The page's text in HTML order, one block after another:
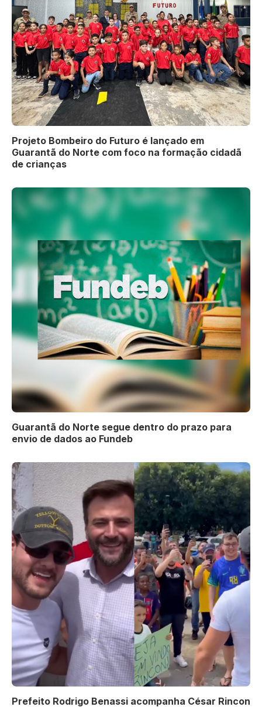
Projeto Bombeiro do Futuro é lançado em
Guarantã do Norte com foco na formação cidadã
de crianças
Guarantã do Norte segue dentro do prazo para
envio de dados ao Fundeb
Prefeito Rodrigo Benassi acompanha César Rincon